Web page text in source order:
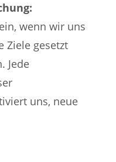
wenn wir uns
Ziele gesetzt
Jede
uns, neue